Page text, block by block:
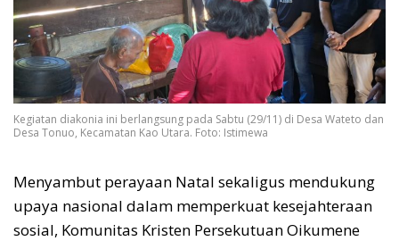
Kegiatan diakonia ini berlangsung pada Sabtu (29/11) di Desa Wateto dan
Desa Tonuo, Kecamatan Kao Utara. Foto: Istimewa
Menyambut perayaan Natal sekaligus mendukung
upaya nasional dalam memperkuat kesejahteraan
sosial, Komunitas Kristen Persekutuan Oikumene